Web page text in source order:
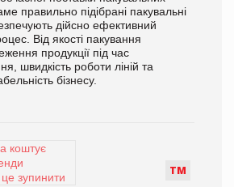
правильно підібрані пакувальні
дійсно ефективний
Від якості пакування
продукції під час
швидкість роботи ліній та
бізнесу.
ТМ